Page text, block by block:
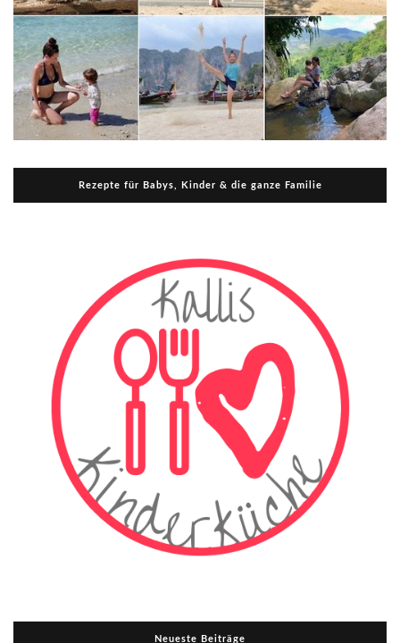
Rezepte für Babys, Kinder & die ganze Familie
Neueste Beiträge